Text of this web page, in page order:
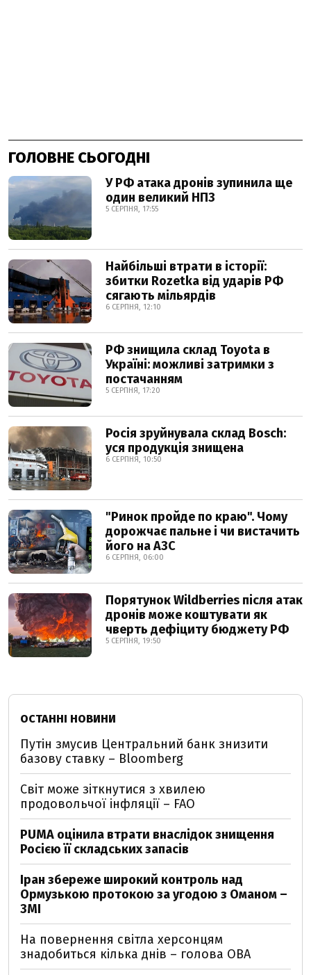
ГОЛОВНЕ СЬОГОДНІ
У РФ атака дронів зупинила ще
один великий НПЗ
5 СЕРПНЯ, 17:55
Найбільші втрати в історії:
збитки Rozetka від ударів РФ
сягають мільярдів
6 СЕРПНЯ, 12:10
РФ знищила склад Toyota в
Україні: можливі затримки з
постачанням
5 СЕРПНЯ, 17:20
Росія зруйнувала склад Bosch:
уся продукція знищена
6 СЕРПНЯ, 10:50
"Ринок пройде по краю". Чому
дорожчає пальне і чи вистачить
його на АЗС
6 СЕРПНЯ, 06:00
Порятунок Wildberries після атак
дронів може коштувати як
чверть дефіциту бюджету РФ
5 СЕРПНЯ, 19:50
ОСТАННІ НОВИНИ
Путін змусив Центральний банк знизити
базову ставку – Bloomberg
Світ може зіткнутися з хвилею
продовольчої інфляції – FAO
PUMA оцінила втрати внаслідок знищення
Росією її складських запасів
Іран збереже широкий контроль над
Ормузькою протокою за угодою з Оманом –
ЗМІ
На повернення світла херсонцям
знадобиться кілька днів – голова ОВА